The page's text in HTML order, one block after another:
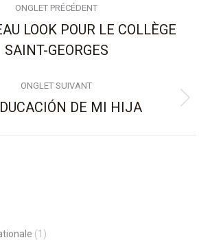
ONGLET PRÉCÉDENT
Onglet
précédent
LOOK POUR LE COLLÈGE
SAINT-GEORGES
ONGLET SUIVANT
OngletDE MI HIJA
(1)